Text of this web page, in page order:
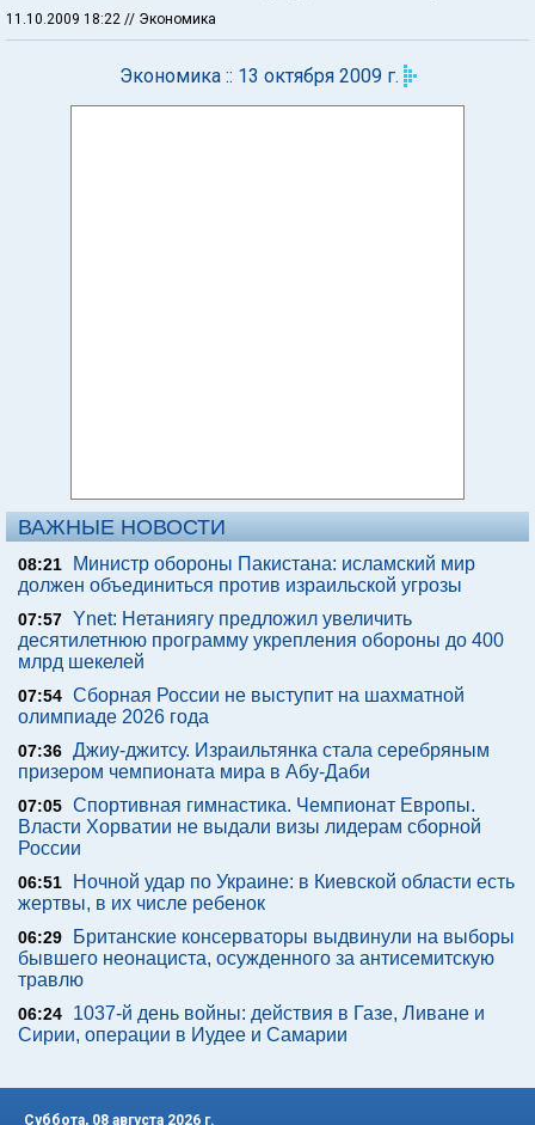
11.10.2009 18:22 // Экономика
Экономика :: 13 октября 2009 г.
ВАЖНЫЕ НОВОСТИ
08:21
Министр обороны Пакистана: исламский мир
должен объединиться против израильской угрозы
07:57 Ynet: Нетаниягу предложил увеличить
десятилетнюю программу укрепления обороны до 400
млрд шекелей
07:54 Сборная России не выступит на шахматной
олимпиаде 2026 года
07:36 Джиу-джитсу. Израильтянка стала серебряным
призером чемпионата мира в Абу-Даби
07:05 Спортивная гимнастика. Чемпионат Европы.
Власти Хорватии не выдали визы лидерам сборной
России
06:51
Ночной удар по Украине: в Киевской области есть
жертвы, в их числе ребенок
06:29
Британские консерваторы выдвинули на выборы
бывшего неонациста, осужденного за антисемитскую
травлю
06:24
1037-й день войны: действия в Газе, Ливане и
Сирии, операции в Иудее и Самарии
Суббота, 08 августа 2026 г.